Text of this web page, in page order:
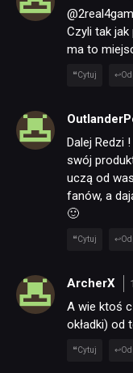
Czyli tak jak
ma to
Cytuj
Dalej Redzi
swój
uczą od
fanów, a
🙂
Cytuj
ArcherX
A wie ktoś
okładki) od
Cytuj